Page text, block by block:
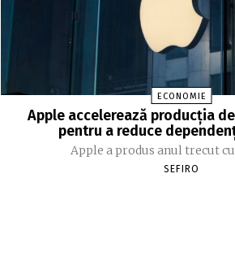
ECONOMIE
Apple accelerează producția
pentru a reduce
Apple a produs anul trecut cu
SEFIRO